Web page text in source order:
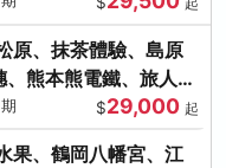
原、抹茶體驗、島原
熊本熊電鐵、旅人觀
$29,000 起
果、鶴岡八幡宮、江